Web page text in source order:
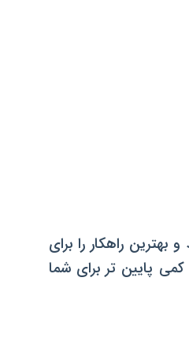
راهکار را برای
ترین آن ها را کمی پایین تر برای شما